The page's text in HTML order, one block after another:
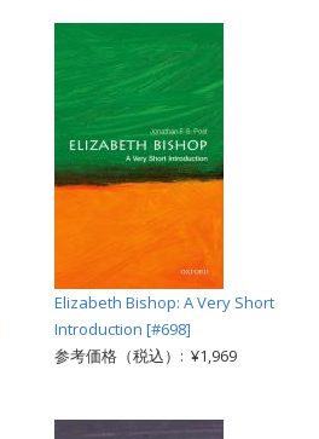
Elizabeth Bishop: A Very Short
Introduction [#698]
参考価格（税込）: ¥1,969